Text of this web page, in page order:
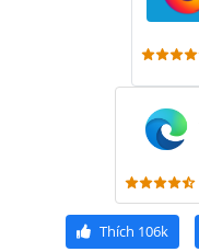
Thích 106k